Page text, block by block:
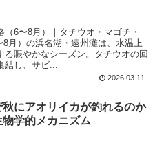
6〜8月）｜タチウオ・マゴチ・
月）の浜名湖・遠州灘は、水温上
賑やかなシーズン。タチウオの回
結し、サビ...
2026.03.11
秋にアオリイカが釣れるのか
物学的メカニズム